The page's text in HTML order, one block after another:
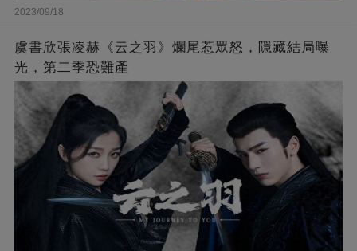
2023/09/18
虞書欣張凌赫《云之羽》爛尾惹眾怒，隱藏結局曝
光，第二季恐難產